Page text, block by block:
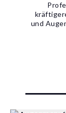
und